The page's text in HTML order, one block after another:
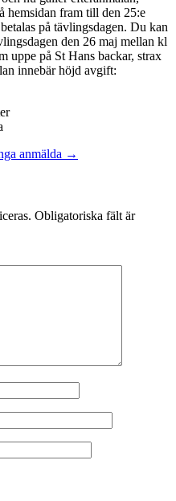
hemsidan fram till den 25:e
på tävlingsdagen. Du kan
den 26 maj mellan kl
uppe på St Hans backar, strax
innebär höjd avgift:
anmälda →
Obligatoriska fält är